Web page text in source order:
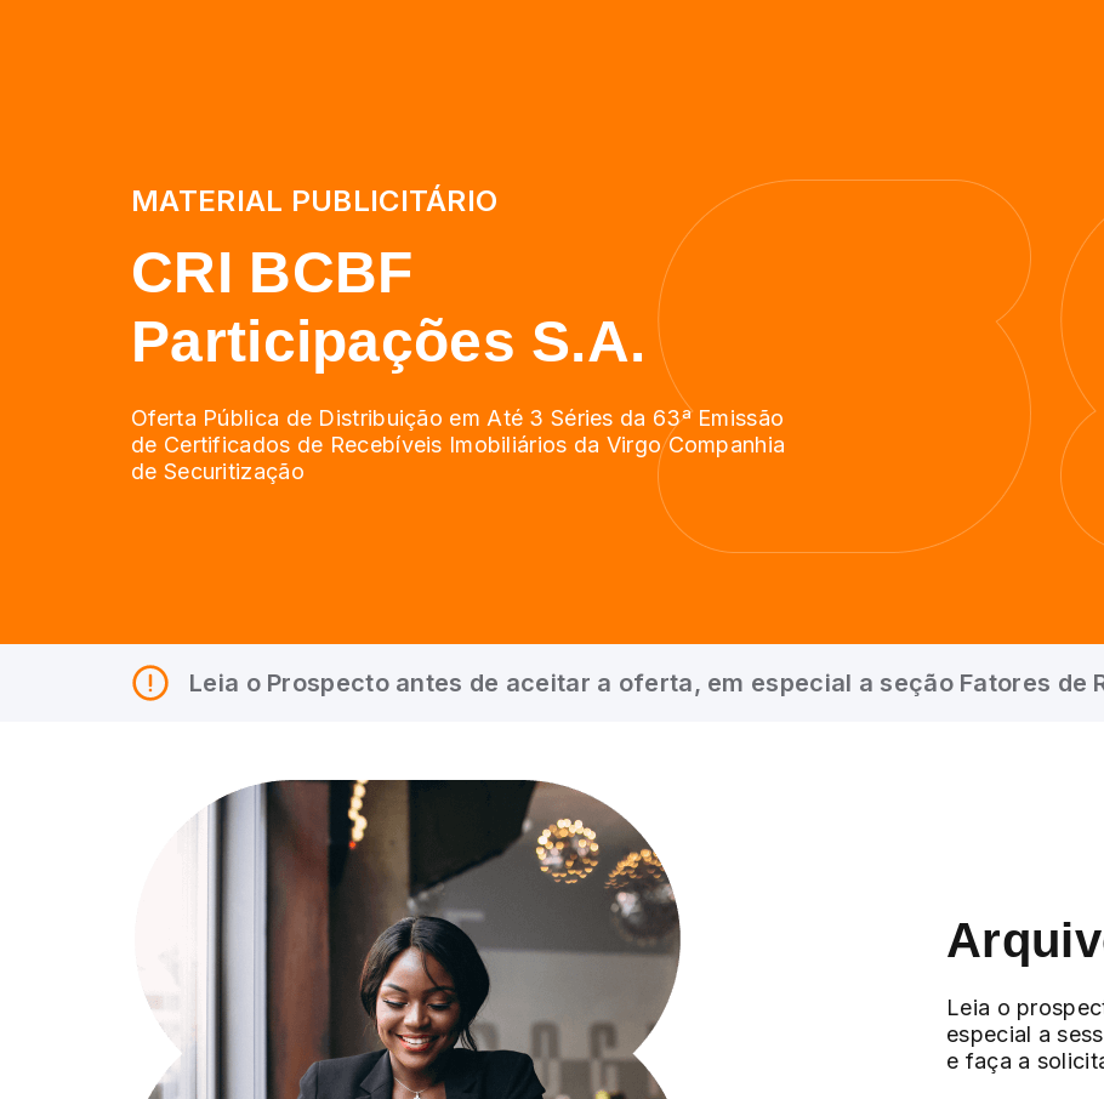
MATERIAL PUBLICITÁRIO
CRI BCBF
Participações S.A.
Oferta Pública de Distribuição em Até 3 Séries da 63ª Emissão
de Certificados de Recebíveis Imobiliários da Virgo Companhia
de Securitização
Leia o Prospecto antes de aceitar a oferta, em especial a seção Fatores de
Leia o
especial a
e faça a